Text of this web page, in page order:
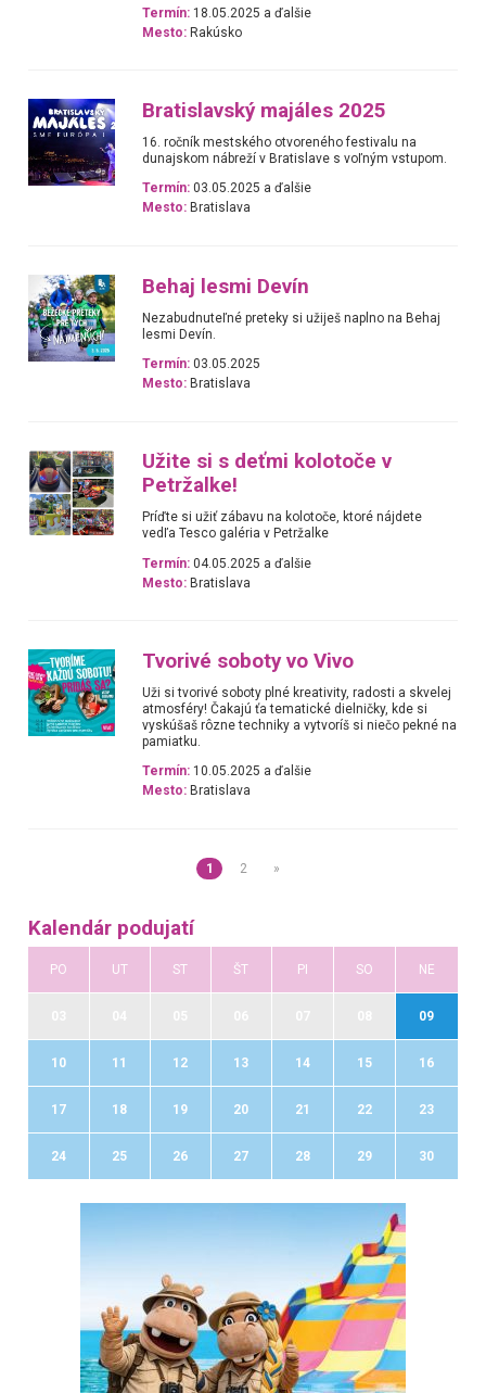
Termín: 18.05.2025 a ďalšie
Mesto: Rakúsko
Bratislavský majáles 2025
16. ročník mestského otvoreného festivalu na
dunajskom nábreží v Bratislave s voľným vstupom.
Termín: 03.05.2025 a ďalšie
Mesto: Bratislava
Behaj lesmi Devín
Nezabudnuteľné preteky si užiješ naplno na Behaj
lesmi Devín.
Termín: 03.05.2025
Mesto: Bratislava
Užite si s deťmi kolotoče v
Petržalke!
Príďte si užiť zábavu na kolotoče, ktoré nájdete
vedľa Tesco galéria v Petržalke
Termín: 04.05.2025 a ďalšie
Mesto: Bratislava
Tvorivé soboty vo Vivo
Uži si tvorivé soboty plné kreativity, radosti a skvelej
atmosféry! Čakajú ťa tematické dielničky, kde si
vyskúšaš rôzne techniky a vytvoríš si niečo pekné na
pamiatku.
Termín: 10.05.2025 a ďalšie
Mesto: Bratislava
1 2 »
Kalendár podujatí
PO UT ST ŠT PI SO NE
09
10 11 12 13 14 15 16
17 18 19 20 21 22 23
24 25 26 27 28 29 30